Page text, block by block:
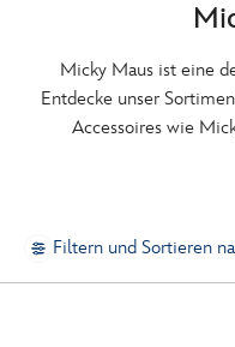
Micky Maus ist eine
Entdecke unser
Accessoires wie
Filtern und Sortieren